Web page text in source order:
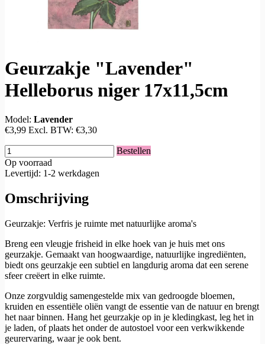
Geurzakje "Lavender"
Helleborus niger 17x11,5cm
Model: Lavender
€3,99 Excl. BTW: €3,30
Bestellen
Op voorraad
Levertijd: 1-2 werkdagen
Omschrijving
Geurzakje: Verfris je ruimte met natuurlijke aroma's
Breng een vleugje frisheid in elke hoek van je huis met ons
geurzakje. Gemaakt van hoogwaardige, natuurlijke ingrediënten,
biedt ons geurzakje een subtiel en langdurig aroma dat een serene
sfeer creëert in elke ruimte.
Onze zorgvuldig samengestelde mix van gedroogde bloemen,
kruiden en essentiële oliën vangt de essentie van de natuur en brengt
het naar binnen. Hang het geurzakje op in je kledingkast, leg het in
je laden, of plaats het onder de autostoel voor een verkwikkende
geurervaring, waar je ook bent.